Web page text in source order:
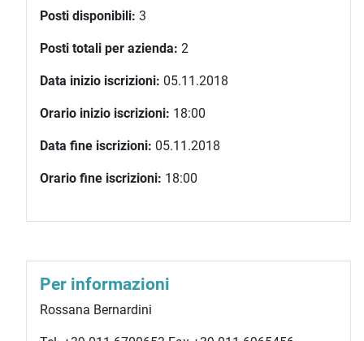
Posti disponibili: 3
Posti totali per azienda: 2
Data inizio iscrizioni: 05.11.2018
Orario inizio iscrizioni: 18:00
Data fine iscrizioni: 05.11.2018
Orario fine iscrizioni: 18:00
Per informazioni
Rossana Bernardini